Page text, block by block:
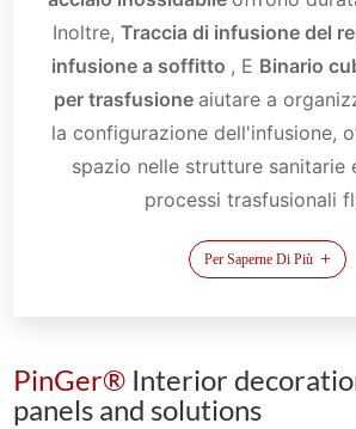
Inoltre, Traccia di infusione del
infusione a soffitto , E Binario
per trasfusione aiutare a
la configurazione dell'infusione,
spazio nelle strutture sanitarie
processi trasfusionali
Per Saperne Di Più +
PinGer® Interior
panels and solutions